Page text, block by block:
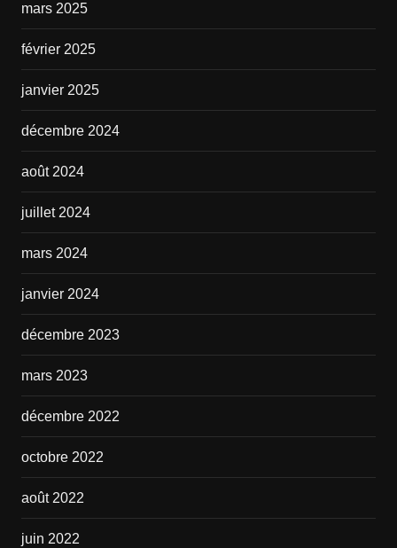
mars 2025
février 2025
janvier 2025
décembre 2024
août 2024
juillet 2024
mars 2024
janvier 2024
décembre 2023
mars 2023
décembre 2022
octobre 2022
août 2022
juin 2022